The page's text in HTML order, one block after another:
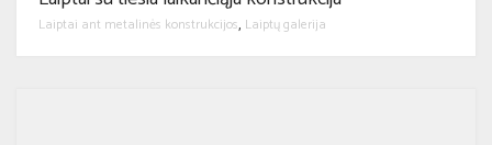
Laiptai ant metalinės konstrukcijos, Laiptų galerija